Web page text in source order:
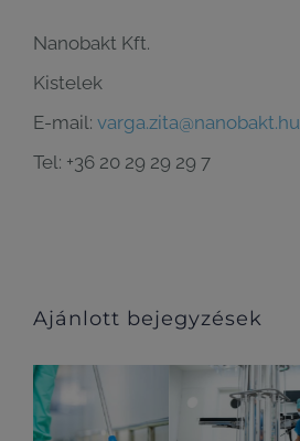
Nanobakt Kft.
Kistelek
E-mail: varga.zita@nanobakt.hu
Tel: +36 20 29 29 29 7
Ajánlott bejegyzések